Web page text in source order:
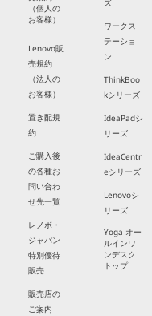
（個人の
お客様）
Lenovo販
売規約
（法人の
お客様）
置き配規
約
ご購入後
の各種お
問い合わ
せ先一覧
レノボ・
ジャパン
特別優待
販売
販売店の
ご案内
ズ
ワークス
テーショ
ン
ThinkBoo
kシリーズ
IdeaPadシ
リーズ
IdeaCentr
eシリーズ
Lenovoシ
リーズ
Yoga オー
ルインワ
ンデスク
トップ